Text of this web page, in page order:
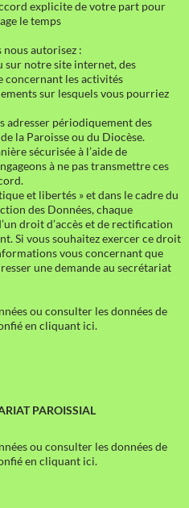
explicite de votre part pour
le temps
nous autorisez :
sur notre site internet, des
concernant les activités
sur lesquels vous pourriez
adresser périodiquement des
la Paroisse ou du Diocèse.
sécurisée à l’aide de
à ne pas transmettre ces
et libertés » et dans le cadre du
des Données, chaque
droit d’accès et de rectification
Si vous souhaitez exercer ce droit
vous concernant que
une demande au secrétariat
ou consulter les données de
en cliquant ici.
PAROISSIAL
ou consulter les données de
en cliquant ici.